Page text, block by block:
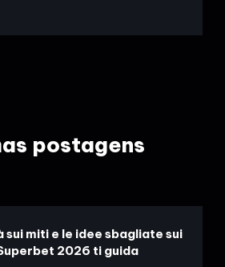
postagens
miti e le idee sbagliate sui
2026 ti guida